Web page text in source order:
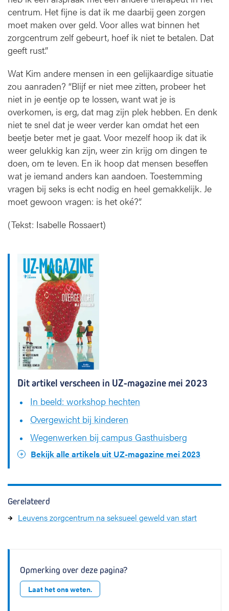
centrum. Het fijne is dat ik me daarbij geen zorgen
moet maken over geld. Voor alles wat binnen het
zorgcentrum zelf gebeurt, hoef ik niet te betalen. Dat
geeft rust.”
Wat Kim andere mensen in een gelijkaardige situatie
zou aanraden? “Blijf er niet mee zitten, probeer het
niet in je eentje op te lossen, want wat je is
overkomen, is erg, dat mag zijn plek hebben. En denk
niet te snel dat je weer verder kan omdat het een
beetje beter met je gaat. Voor mezelf hoop ik dat ik
weer gelukkig kan zijn, weer zin krijg om dingen te
doen, om te leven. En ik hoop dat mensen beseffen
wat je iemand anders kan aandoen. Toestemming
vragen bij seks is echt nodig en heel gemakkelijk. Je
moet gewoon vragen: is het oké?”.
(Tekst: Isabelle Rossaert)
Dit artikel verscheen in UZ-magazine mei 2023
In beeld: workshop hechten
Overgewicht bij kinderen
Wegenwerken bij campus Gasthuisberg
Bekijk alle artikels uit UZ-magazine mei 2023
Gerelateerd
Leuvens zorgcentrum na seksueel geweld van start
Opmerking over deze pagina?
Laat het ons weten.